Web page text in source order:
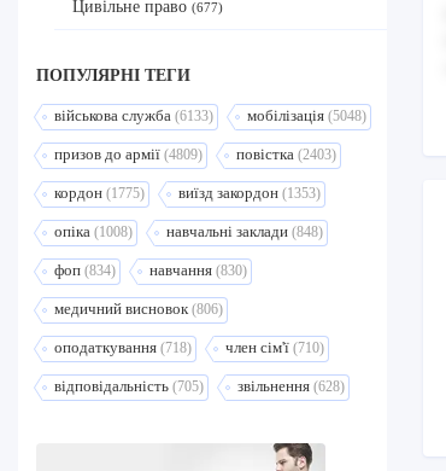
Цивільне право (677)
ПОПУЛЯРНI ТЕГИ
військова служба (6133) мобілізація (5048)
призов до армії (4809) повістка (2403)
кордон (1775) виїзд закордон (1353)
опіка (1008) навчальні заклади (848)
фоп (834) навчання (830)
медичний висновок(806)
оподаткування (718) член сім'ї (710)
відповідальність (705) звільнення (628)